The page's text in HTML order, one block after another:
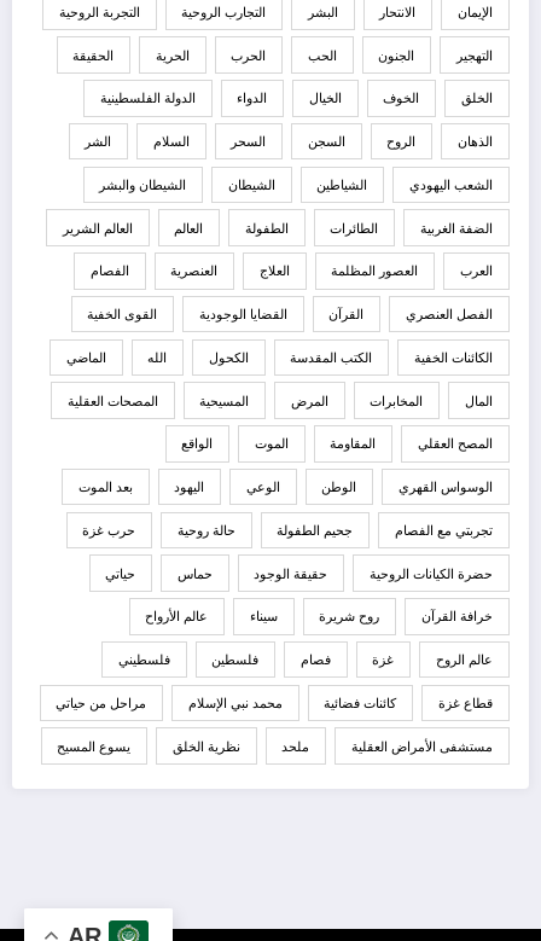
الإيمان الانتحار البشر التجارب الروحية التجربة الروحية
التهجير الجنون الحب الحرب الحرية الحقيقة
الخلق الخوف الخيال الدواء الدولة الفلسطينية
الذهان الروح السجن السحر السلام الشر
الشعب اليهودي الشياطين الشيطان الشيطان والبشر
الضفة الغربية الطائرات الطفولة العالم العالم الشرير
العرب العصور المظلمة العلاج العنصرية الفصام
الفصل العنصري القرآن القضايا الوجودية القوى الخفية
الكائنات الخفية الكتب المقدسة الكحول الله الماضي
المال المخابرات المرض المسيحية المصحات العقلية
المصح العقلي المقاومة الموت الواقع
الوسواس القهري الوطن الوعي اليهود بعد الموت
تجربتي مع الفصام جحيم الطفولة حالة روحية حرب غزة
حضرة الكيانات الروحية حقيقة الوجود حماس حياتي
خرافة القرآن روح شريرة سيناء عالم الأرواح
عالم الروح غزة فصام فلسطين فلسطيني
قطاع غزة كائنات فضائية محمد نبي الإسلام مراحل من حياتي
مستشفى الأمراض العقلية ملحد نظرية الخلق يسوع المسيح